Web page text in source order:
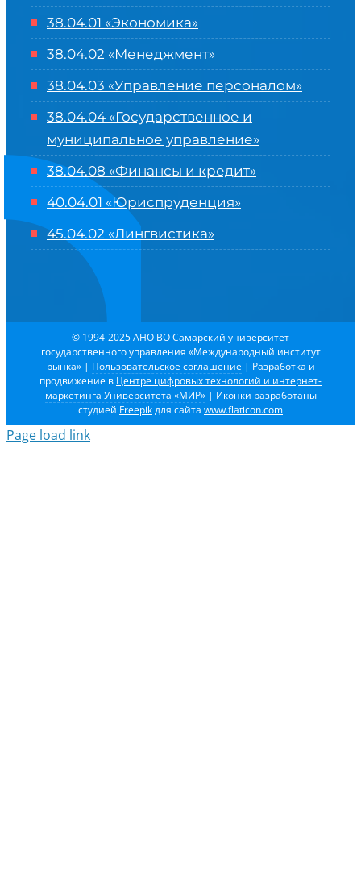
38.04.01 «Экономика»
38.04.02 «Менеджмент»
38.04.03 «Управление персоналом»
38.04.04 «Государственное и
муниципальное управление»
38.04.08 «Финансы и кредит»
40.04.01 «Юриспруденция»
45.04.02 «Лингвистика»
© 1994-2025 АНО ВО Самарский университет
государственного управления «Международный институт
рынка» | Пользовательское соглашение | Разработка и
продвижение в Центре цифровых технологий и интернет-
маркетинга Университета «МИР»| Иконки разработаны
студией Freepikдля сайта www.flaticon.com
Page load link